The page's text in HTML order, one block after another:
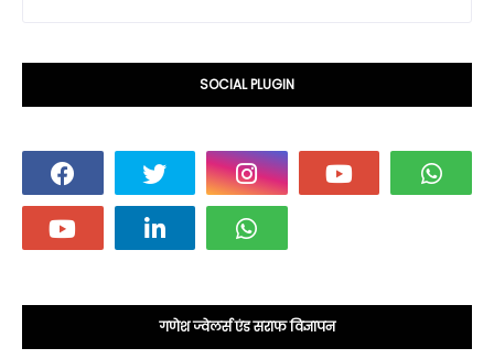
SOCIAL PLUGIN
गणेश ज्वेलर्स एंड सराफ विज्ञापन